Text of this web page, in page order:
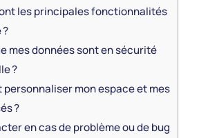
les principales fonctionnalités
?
mes données sont en sécurité
?
personnaliser mon espace et mes
?
en cas de problème ou de bug